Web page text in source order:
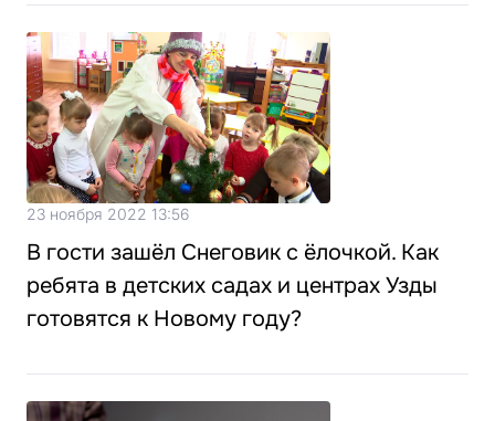
23 ноября 2022 13:56
В гости зашёл Снеговик с ёлочкой. Как
ребята в детских садах и центрах Узды
готовятся к Новому году?